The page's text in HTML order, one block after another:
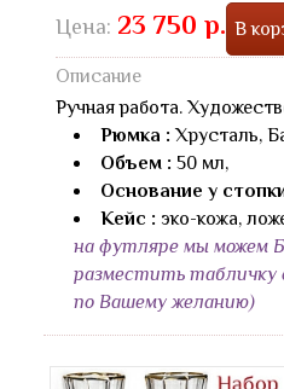
Цена: 23 750 р. В
Описание
Ручная работа.
Рюмка : Хрусталь,
Объем : 50 мл,
Основание у
Кейс : эко-кожа,
на футляре мы можем
разместить табличку
по Вашему желанию)